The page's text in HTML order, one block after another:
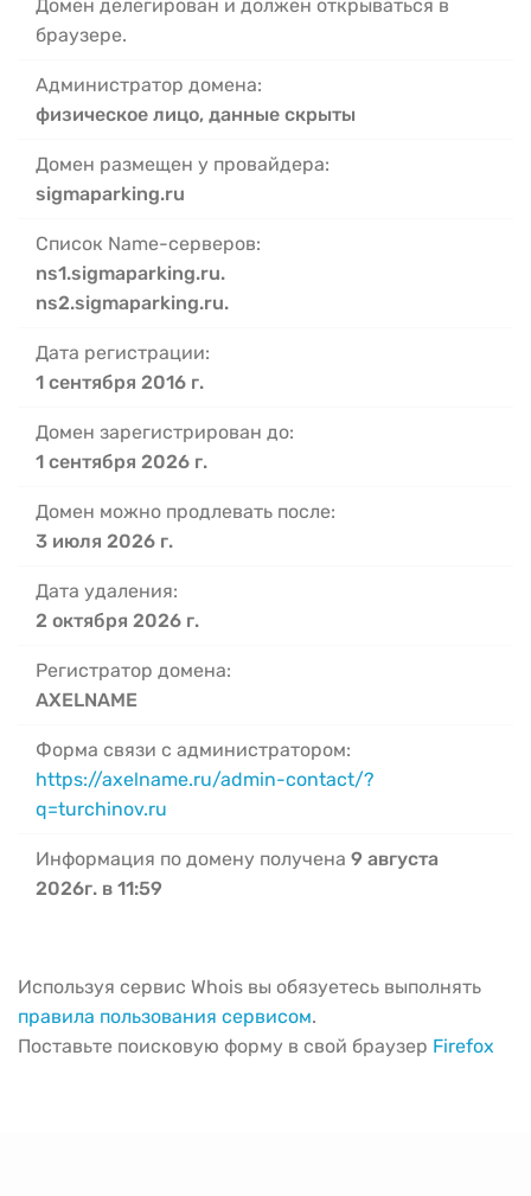
Домен делегирован и должен открываться в
браузере.
Администратор домена:
физическое лицо, данные скрыты
Домен размещен у провайдера:
sigmaparking.ru
Список Name-серверов:
ns1.sigmaparking.ru.
ns2.sigmaparking.ru.
Дата регистрации:
1 сентября 2016 г.
Домен зарегистрирован до:
1 сентября 2026 г.
Домен можно продлевать после:
3 июля 2026 г.
Дата удаления:
2 октября 2026 г.
Регистратор домена:
AXELNAME
Форма связи с администратором:
https://axelname.ru/admin-contact/?
q=turchinov.ru
Информация по домену получена 9 августа
2026г. в 11:59
Используя сервис Whois вы обязуетесь выполнять
правила пользования сервисом.
Поставьте поисковую форму в свой браузер Firefox